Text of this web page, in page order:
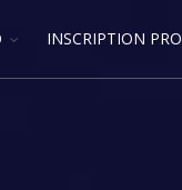
INSCRIPTION PRO